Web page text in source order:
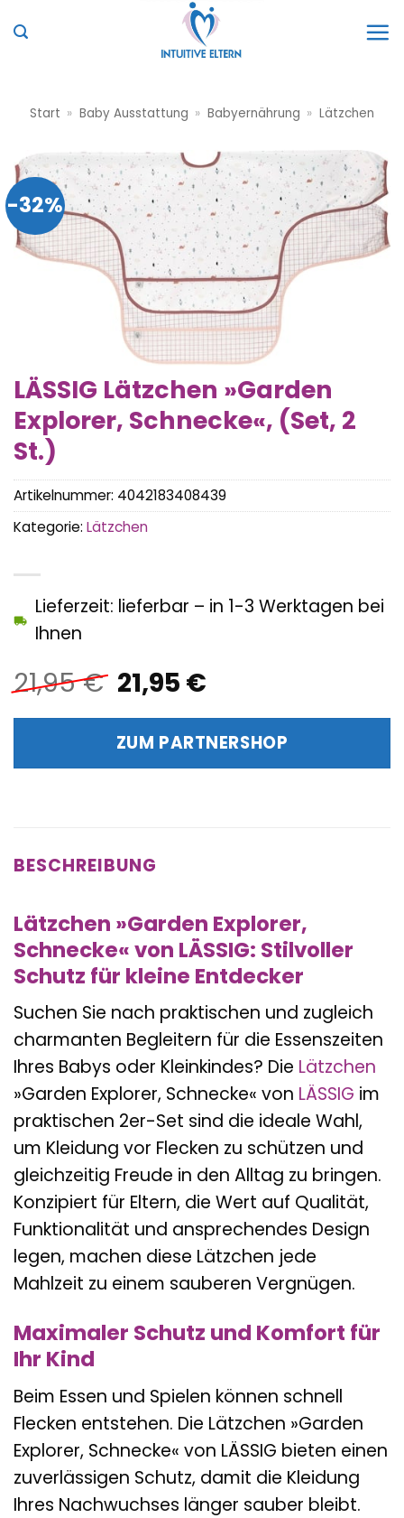
Inhalt
Start » Baby Ausstattung » Babyernährung » Lätzchen
-32%
LÄSSIG Lätzchen »Garden
Explorer, Schnecke«, (Set, 2
St.)
21,95€ Ursprünglicher
Preis
war:
21,95 €
21,95 €Aktueller
ist:
21,95 €.
Lieferzeit: lieferbar – in 1-3 Werktagen bei
Ihnen
ZUM PARTNERSHOP
Artikelnummer: 4042183408439
Kategorie: Lätzchen
BESCHREIBUNG
Lätzchen »Garden Explorer,
Schnecke« von LÄSSIG: Stilvoller
Schutz für kleine Entdecker
Suchen Sie nach praktischen und zugleich
charmanten Begleitern für die Essenszeiten
Ihres Babys oder Kleinkindes? Die Lätzchen
»Garden Explorer, Schnecke« von LÄSSIG im
praktischen 2er-Set sind die ideale Wahl,
um Kleidung vor Flecken zu schützen und
gleichzeitig Freude in den Alltag zu bringen.
Konzipiert für Eltern, die Wert auf Qualität,
Funktionalität und ansprechendes Design
legen, machen diese Lätzchen jede
Mahlzeit zu einem sauberen Vergnügen.
Maximaler Schutz und Komfort für
Ihr Kind
Beim Essen und Spielen können schnell
Flecken entstehen. Die Lätzchen »Garden
Explorer, Schnecke« von LÄSSIG bieten einen
zuverlässigen Schutz, damit die Kleidung
Ihres Nachwuchses länger sauber bleibt.